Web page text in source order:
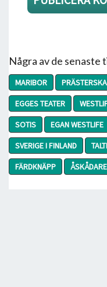
Några av de
MARIBOR
EGGES TEATER
SOTIS
EGAN WESTLIFE
SVERIGE I FINLAND
FÄRDKNÄPP
ÅSKÅDARE